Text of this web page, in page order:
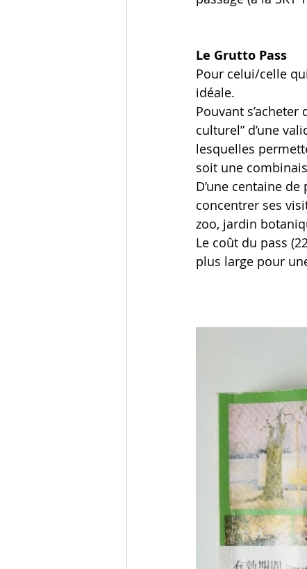
Le Grutto Pass
Pour celui/celle
idéale.
Pouvant
culturel” d’une
lesquelles
soit une
D’une centaine
concentrer ses
zoo, jardin
Le coût du pass
plus large pour